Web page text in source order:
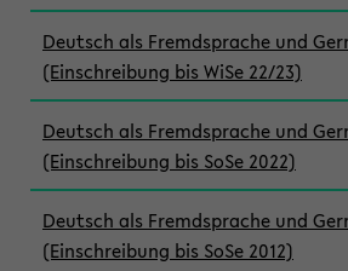
Deutsch als Fremdsprache und
(Einschreibung bis WiSe 22/23)
Deutsch als Fremdsprache und
(Einschreibung bis SoSe 2022)
Deutsch als Fremdsprache und
(Einschreibung bis SoSe 2012)